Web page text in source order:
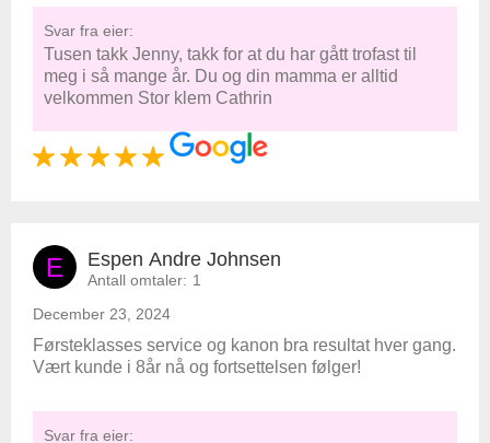
Svar fra eier:
Tusen takk Jenny, takk for at du har gått trofast til
meg i så mange år. Du og din mamma er alltid
velkommen Stor klem Cathrin
E Espen Andre Johnsen
Antall omtaler: 1
December 23, 2024
Førsteklasses service og kanon bra resultat hver gang.
Vært kunde i 8år nå og fortsettelsen følger!
Svar fra eier: